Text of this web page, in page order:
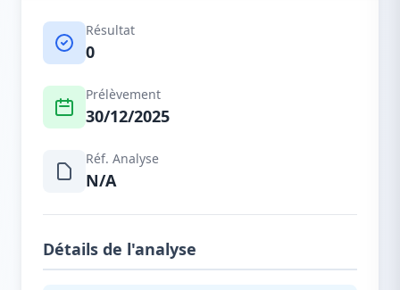
Résultat
0
Prélèvement
30/12/2025
Réf. Analyse
N/A
Détails de l'analyse